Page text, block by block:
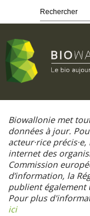
contenu
principal
Biowallonie met
données à jour.
acteur·rice
internet des
Commission
d’information, la
publient également
Pour plus
ici